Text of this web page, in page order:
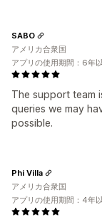
The support team
queries we may
possible.
SABO
アメリカ合衆国
アプリの使用期間：6年
Phi Villa
アメリカ合衆国
アプリの使用期間：4年